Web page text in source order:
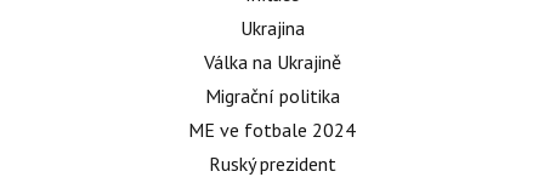
Ukrajina
Válka na Ukrajině
Migrační politika
ME ve fotbale 2024
Ruský prezident